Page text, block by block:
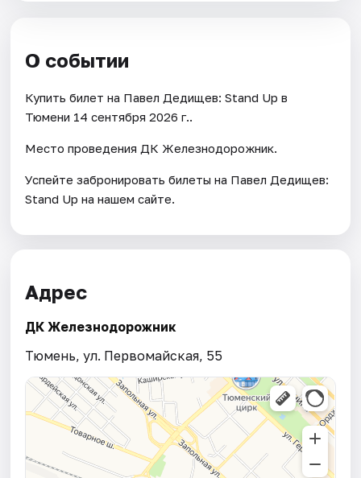
О событии
Купить билет на Павел Дедищев: Stand Up в
Тюмени 14 сентября 2026 г..
Место проведения ДК Железнодорожник.
Успейте забронировать билеты на Павел Дедищев:
Stand Up на нашем сайте.
Адрес
ДК Железнодорожник
Тюмень, ул. Первомайская, 55